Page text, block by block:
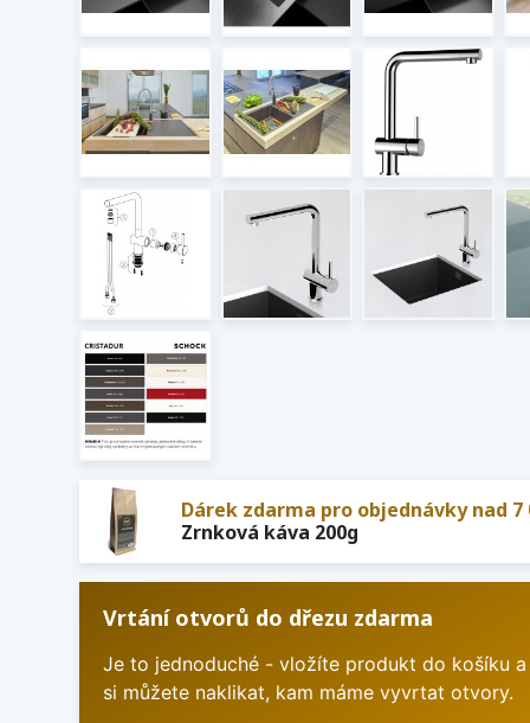
Dárek zdarma pro objednávky nad 7
Zrnková káva 200g
Vrtání otvorů do dřezu zdarma
Je to jednoduché - vložíte produkt do košíku
si můžete naklikat, kam máme vyvrtat otvory.